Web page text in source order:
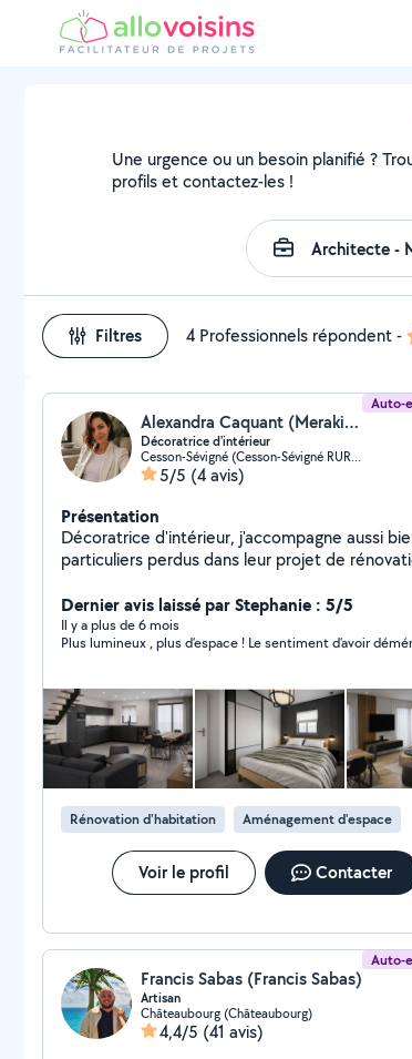
Une urgence ou un besoin planifié ?
profils et contactez-les !
Filtres 4 Professionnels répondent-
Auto-
Alexandra Caquant (Meraki Intérieurs)
Décoratrice d'intérieur
Cesson-Sévigné (Cesson-Sévigné RURAL NORD)
5/5 (4 avis)
Présentation
Décoratrice d'intérieur, j'accompagne aussi
particuliers perdus dans leur projet de
image. Mon approche : des lieux esthétiques,
fonctionnels et authentiques, pensés pour
personnalité ou l'identité de marque de chacun.
Vilaine mais je propose également des
accompagnements à distance.
Dernier avis laissé par Stephanie : 5/5
Il y a plus de 6 mois
Plus lumineux , plus d’espace ! Le sentiment d’avoir
Rénovation d'habitation Aménagement d'espace
Voir le profil Contacter
Auto-
Francis Sabas (Francis Sabas)
Artisan
Châteaubourg (Châteaubourg)
4,4/5 (41 avis)